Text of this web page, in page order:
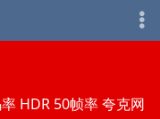
HDR 50帧率 夸克网